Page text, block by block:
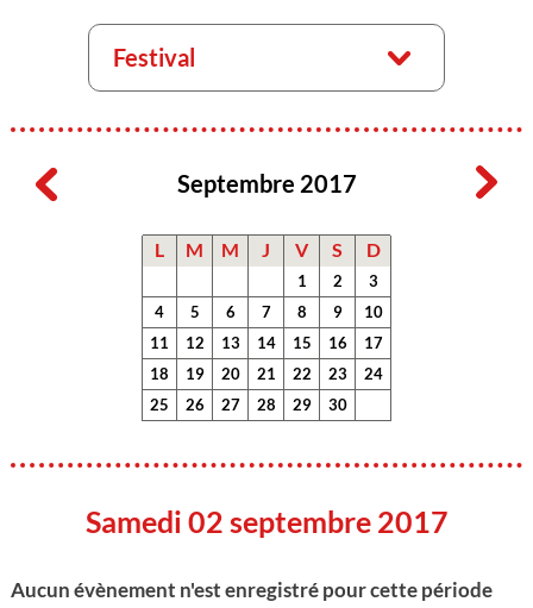
Festival
Septembre 2017
L M M J V S D
1 2
3
4
5 6 7 8 9
10
11
12 13 14 15 16
17
18
19 20 21 22 23
24
25
26 27 28 29 30
Samedi 02 septembre 2017
Aucun évènement n'est enregistré pour cette période